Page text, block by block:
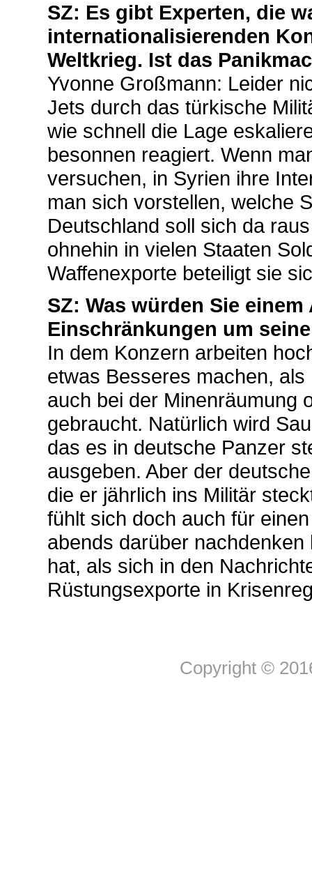
SZ: Es gibt Experten, die
internationalisierenden
Weltkrieg. Ist das
Yvonne Großmann: Leider
Jets durch das türkische
wie schnell die Lage
besonnen reagiert. Wenn
versuchen, in Syrien ihre
man sich vorstellen, welche
Deutschland soll sich da
ohnehin in vielen Staaten
Waffenexporte beteiligt sie
SZ: Was würden Sie
Einschränkungen um
In dem Konzern arbeiten
etwas Besseres machen,
auch bei der Minenräumung
gebraucht. Natürlich wird
das es in deutsche Panzer
ausgeben. Aber der
die er jährlich ins Militär
fühlt sich doch auch für
abends darüber
hat, als sich in den
Rüstungsexporte in
Copyright ©